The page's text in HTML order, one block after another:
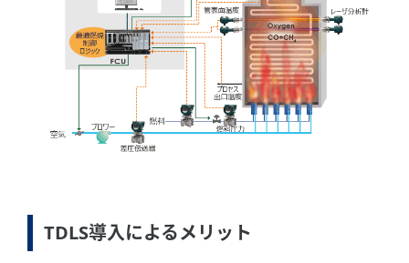
TDLS導入によるメリット